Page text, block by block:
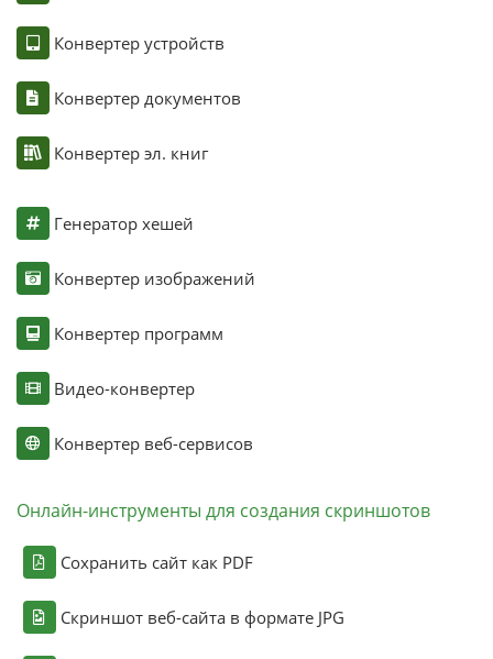
Конвертер устройств
Конвертер документов
Конвертер эл. книг
Генератор хешей
Конвертер изображений
Конвертер программ
Видео-конвертер
Конвертер веб-сервисов
Онлайн-инструменты для создания скриншотов
Сохранить сайт как PDF
Скриншот веб-сайта в формате JPG